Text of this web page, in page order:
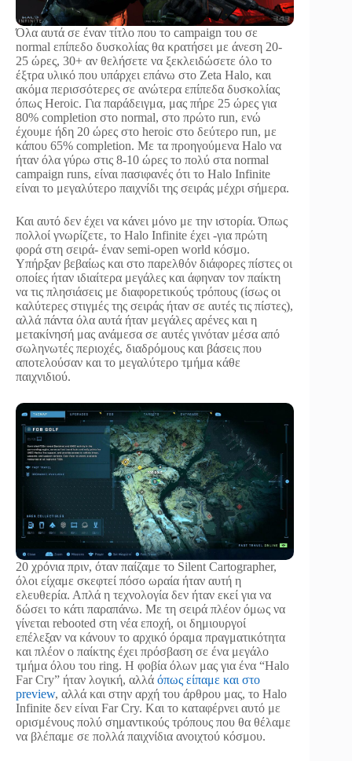
Όλα αυτά σε έναν τίτλο που το campaign του σε
normal επίπεδο δυσκολίας θα κρατήσει με άνεση 20-
25 ώρες, 30+ αν θελήσετε να ξεκλειδώσετε όλο το
έξτρα υλικό που υπάρχει επάνω στο Zeta Halo, και
ακόμα περισσότερες σε ανώτερα επίπεδα δυσκολίας
όπως Heroic. Για παράδειγμα, μας πήρε 25 ώρες για
80% completion στο normal, στο πρώτο run, ενώ
έχουμε ήδη 20 ώρες στο heroic στο δεύτερο run, με
κάπου 65% completion. Με τα προηγούμενα Halo να
ήταν όλα γύρω στις 8-10 ώρες το πολύ στα normal
campaign runs, είναι πασιφανές ότι το Halo Infinite
είναι το μεγαλύτερο παιχνίδι της σειράς μέχρι σήμερα.
Και αυτό δεν έχει να κάνει μόνο με την ιστορία. Όπως
πολλοί γνωρίζετε, το Halo Infinite έχει -για πρώτη
φορά στη σειρά- έναν semi-open world κόσμο.
Υπήρξαν βεβαίως και στο παρελθόν διάφορες πίστες οι
οποίες ήταν ιδιαίτερα μεγάλες και άφηναν τον παίκτη
να τις πλησιάσεις με διαφορετικούς τρόπους (ίσως οι
καλύτερες στιγμές της σειράς ήταν σε αυτές τις πίστες),
αλλά πάντα όλα αυτά ήταν μεγάλες αρένες και η
μετακίνησή μας ανάμεσα σε αυτές γινόταν μέσα από
σωληνωτές περιοχές, διαδρόμους και βάσεις που
αποτελούσαν και το μεγαλύτερο τμήμα κάθε
παιχνιδιού.
20 χρόνια πριν, όταν παίζαμε το Silent Cartographer,
όλοι είχαμε σκεφτεί πόσο ωραία ήταν αυτή η
ελευθερία. Απλά η τεχνολογία δεν ήταν εκεί για να
δώσει το κάτι παραπάνω. Με τη σειρά πλέον όμως να
γίνεται rebooted στη νέα εποχή, οι δημιουργοί
επέλεξαν να κάνουν το αρχικό όραμα πραγματικότητα
και πλέον ο παίκτης έχει πρόσβαση σε ένα μεγάλο
τμήμα όλου του ring. H φοβία όλων μας για ένα “Halo
Far Cry” ήταν λογική, αλλά όπως είπαμε και στο
preview, αλλά και στην αρχή του άρθρου μας, το Halo
Infinite δεν είναι Far Cry. Kαι το καταφέρνει αυτό με
ορισμένους πολύ σημαντικούς τρόπους που θα θέλαμε
να βλέπαμε σε πολλά παιχνίδια ανοιχτού κόσμου.